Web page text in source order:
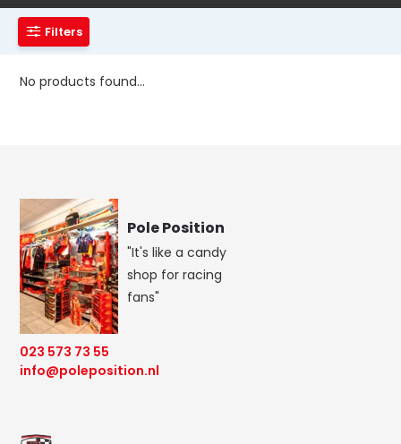
Filters
No products found...
Pole Position
"It's like a candy
shop for racing
fans"
023 573 73 55
info@poleposition.nl